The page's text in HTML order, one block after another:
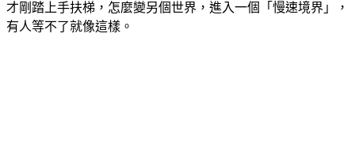
才剛踏上手扶梯，怎麼變另個世界，進入一個「慢速境界」，
有人等不了就像這樣。